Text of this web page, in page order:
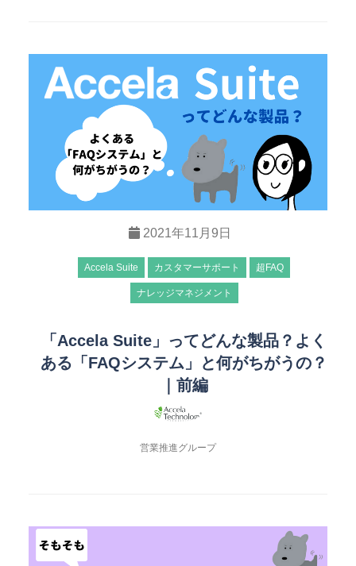
2021年11月9日
Accela Suite カスタマーサポート 超FAQ
ナレッジマネジメント
「Accela Suite」ってどんな製品？よく
ある「FAQシステム」と何がちがうの？
｜前編
営業推進グループ